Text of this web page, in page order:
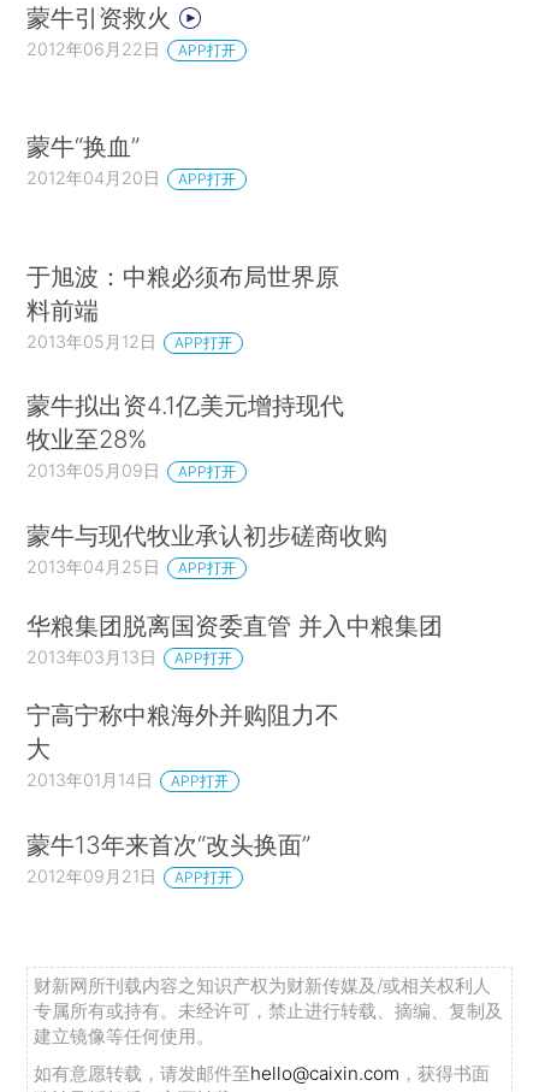
蒙牛引资救火
2012年06月22日 APP打开
蒙牛“换血”
2012年04月20日 APP打开
于旭波：中粮必须布局世界原
料前端
2013年05月12日 APP打开
蒙牛拟出资4.1亿美元增持现代
牧业至28%
2013年05月09日 APP打开
蒙牛与现代牧业承认初步磋商收购
2013年04月25日 APP打开
华粮集团脱离国资委直管 并入中粮集团
2013年03月13日 APP打开
宁高宁称中粮海外并购阻力不
大
2013年01月14日 APP打开
蒙牛13年来首次“改头换面”
2012年09月21日 APP打开
财新网所刊载内容之知识产权为财新传媒及/或相关权利人
专属所有或持有。未经许可，禁止进行转载、摘编、复制及
建立镜像等任何使用。
如有意愿转载，请发邮件至hello@caixin.com ，获得书面